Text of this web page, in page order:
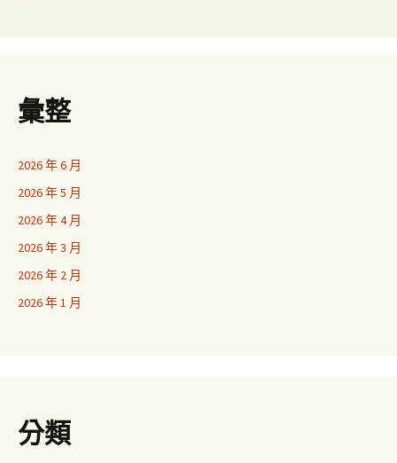
彙整
2026 年 6 月
2026 年 5 月
2026 年 4 月
2026 年 3 月
2026 年 2 月
2026 年 1 月
分類